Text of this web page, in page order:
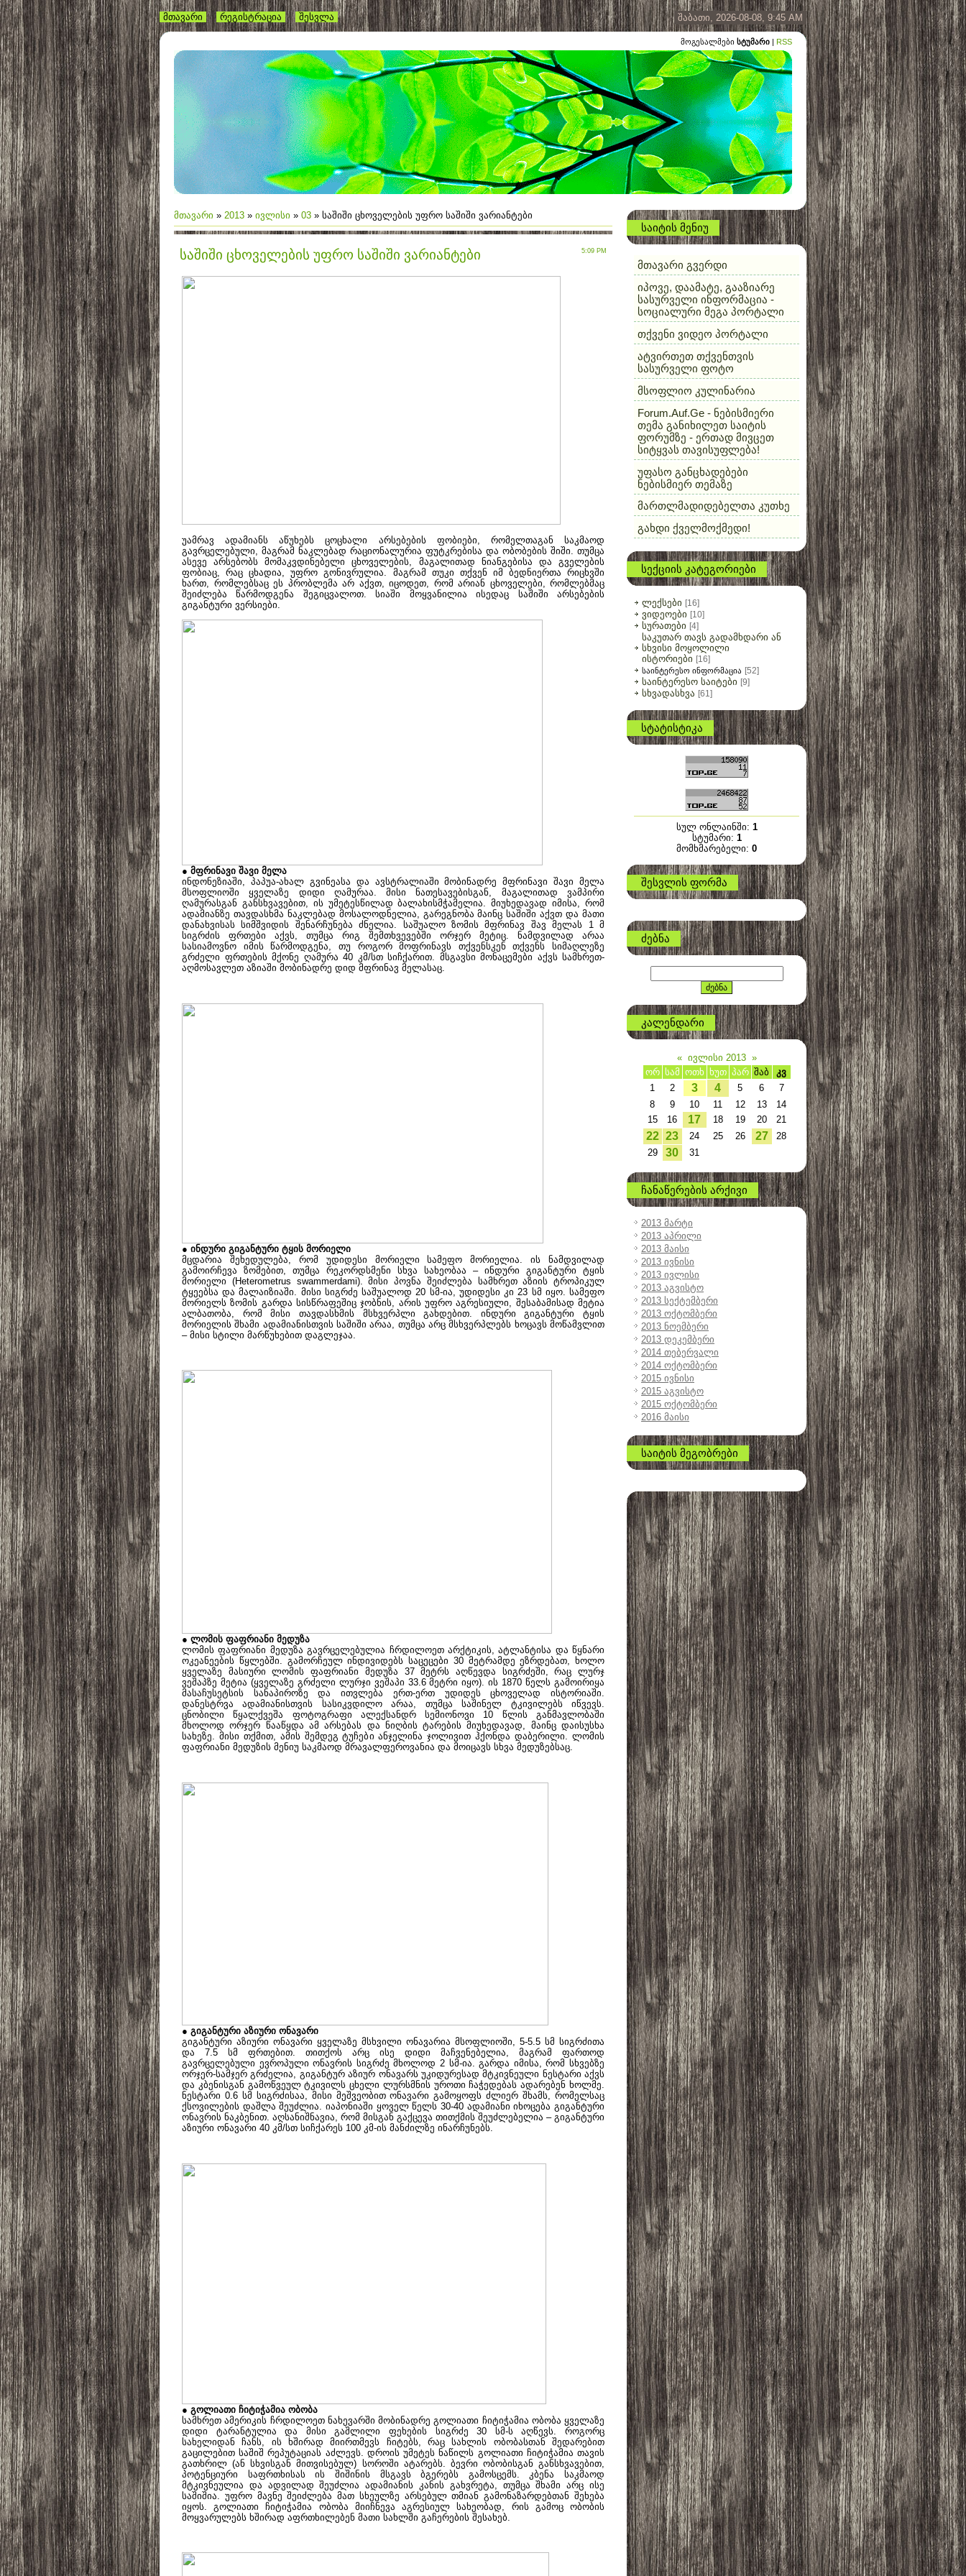
შაბათი, 2026-08-08, 9:45 AM
მოგესალმები სტუმარი | RSS
მთავარი რეგისტრაცია შესვლა
მთავარი » 2013 » ივლისი » 03 » საშიში ცხოველების უფრო საშიში ვარიანტები
5:09 PM
საშიში ცხოველების უფრო საშიში ვარიანტები
უამრავ ადამიანს აწუხებს ცოცხალი არსებების ფობიები, რომელთაგან საკმაოდ
გავრცელებული, მაგრამ ნაკლებად რაციონალურია ფუტკრებისა და ობობების შიში. თუმცა
ასევე არსებობს მომაკვდინებელი ცხოველების, მაგალითად ნიანგებისა და გველების
ფობიაც, რაც ცხადია, უფრო გონივრულია. მაგრამ თუკი თქვენ იმ ბედნიერთა რიცხვში
ხართ, რომლებსაც ეს პრობლემა არ აქვთ, იცოდეთ, რომ არიან ცხოველები, რომლებმაც
შეიძლება წარმოდგენა შეგიცვალოთ. სიაში მოყვანილია ისედაც საშიში არსებების
გიგანტური ვერსიები.
● მფრინავი შავი მელა
ინდონეზიაში, პაპუა-ახალ გვინეასა და ავსტრალიაში მობინადრე მფრინავი შავი მელა
მსოფლიოში ყველაზე დიდი ღამურაა. მისი ნათესავებისგან, მაგალითად ვამპირი
ღამურასგან განსხვავებით, ის უმეტესწილად ბალახისმჭამელია. მიუხედავად იმისა, რომ
ადამიანზე თავდასხმა ნაკლებად მოსალოდნელია, გარეგნობა მაინც საშიში აქვთ და მათი
დანახვისას სიმშვიდის შენარჩუნება ძნელია. საშუალო ზომის მფრინავ შავ მელას 1 მ
სიგრძის ფრთები აქვს, თუმცა რიგ შემთხვევებში ორჯერ მეტიც. ნამდვილად არაა
სასიამოვნო იმის წარმოდგენა, თუ როგორ მოფრინავს თქვენსკენ თქვენს სიმაღლეზე
გრძელი ფრთების მქონე ღამურა 40 კმ/სთ სიჩქარით. მსგავსი მონაცემები აქვს სამხრეთ-
აღმოსავლეთ აზიაში მობინადრე დიდ მფრინავ მელასაც.
● ინდური გიგანტური ტყის მორიელი
მცდარია შეხედულება, რომ უდიდესი მორიელი სამეფო მორიელია. ის ნამდვილად
გამოირჩევა ზომებით, თუმცა რეკორდსმენი სხვა სახეობაა – ინდური გიგანტური ტყის
მორიელი (Heterometrus swammerdami). მისი პოვნა შეიძლება სამხრეთ აზიის ტროპიკულ
ტყეებსა და მალაიზიაში. მისი სიგრძე საშუალოდ 20 სმ-ია, უდიდესი კი 23 სმ იყო. სამეფო
მორიელს ზომის გარდა სისწრაფეშიც ჯობნის, არის უფრო აგრესიული, შესაბამისად მეტია
ალბათობა, რომ მისი თავდასხმის მსხვერპლი გახდებით. ინდური გიგანტური ტყის
მორიელის შხამი ადამიანისთვის საშიში არაა, თუმცა არც მსხვერპლებს ხოცავს მოწამვლით
– მისი სტილი მარწუხებით დაგლეჯაა.
● ლომის ფაფრიანი მედუზა
ლომის ფაფრიანი მედუზა გავრცელებულია ჩრდილოეთ არქტიკის, ატლანტისა და წყნარი
ოკეანეების წყლებში. გამორჩეულ ინდივიდებს საცეცები 30 მეტრამდე ეზრდებათ, ხოლო
ყველაზე მასიური ლომის ფაფრიანი მედუზა 37 მეტრს აღწევდა სიგრძეში, რაც ლურჯ
ვეშაპზე მეტია (ყველაზე გრძელი ლურჯი ვეშაპი 33.6 მეტრი იყო). ის 1870 წელს გამოირიყა
მასაჩუსეტსის სანაპიროზე და ითვლება ერთ-ერთ უდიდეს ცხოველად ისტორიაში.
დანესტრვა ადამიანისთვის სასიკვდილო არაა, თუმცა საშინელ ტკივილებს იწვევს.
ცნობილი წყალქვეშა ფოტოგრაფი ალექსანდრ სემიონოვი 10 წლის განმავლობაში
მხოლოდ ორჯერ წააწყდა ამ არსებას და ნიღბის ტარების მიუხედავად, მაინც დაისუსხა
სახეზე. მისი თქმით, ამის შემდეგ ტუჩები ანჯელინა ჯოლივით ჰქონდა დაბერილი. ლომის
ფაფრიანი მედუზის მენიუ საკმაოდ მრავალფეროვანია და მოიცავს სხვა მედუზებსაც.
● გიგანტური აზიური ონავარი
გიგანტური აზიური ონავარი ყველაზე მსხვილი ონავარია მსოფლიოში, 5-5.5 სმ სიგრძითა
და 7.5 სმ ფრთებით. თითქოს არც ისე დიდი მაჩვენებელია, მაგრამ ფართოდ
გავრცელებული ევროპული ონავრის სიგრძე მხოლოდ 2 სმ-ია. გარდა იმისა, რომ სხვებზე
ორჯერ-სამჯერ გრძელია, გიგანტურ აზიურ ონავარს უკიდურესად მტკივნეული ნესტარი აქვს
და კბენისგან გამოწვეულ ტკივილს ცხელი ლურსმნის უროთი ჩაჭედებას ადარებენ ხოლმე.
ნესტარი 0.6 სმ სიგრძისაა, მისი მეშვეობით ონავარი გამოყოფს ძლიერ შხამს, რომელსაც
ქსოვილების დაშლა შეუძლია. იაპონიაში ყოველ წელს 30-40 ადამიანი იხოცება გიგანტური
ონავრის ნაკბენით. აღსანიშნავია, რომ მისგან გაქცევა თითქმის შეუძლებელია – გიგანტური
აზიური ონავარი 40 კმ/სთ სიჩქარეს 100 კმ-ის მანძილზე ინარჩუნებს.
● გოლიათი ჩიტიჭამია ობობა
სამხრეთ ამერიკის ჩრდილოეთ ნახევარში მობინადრე გოლიათი ჩიტიჭამია ობობა ყველაზე
დიდი ტარანტულია და მისი გაშლილი ფეხების სიგრძე 30 სმ-ს აღწევს. როგორც
სახელიდან ჩანს, ის ხშირად მიირთმევს ჩიტებს, რაც სახლის ობობასთან შედარებით
გაცილებით საშიშ რეპუტაციას აძლევს. დროის უმეტეს ნაწილს გოლიათი ჩიტიჭამია თავის
გათხრილ (ან სხვისგან მითვისებულ) სოროში ატარებს. ბევრი ობობისგან განსხვავებით,
პოტენციური საფრთხისას ის შიშინის მსგავს ბგერებს გამოსცემს. კბენა საკმაოდ
მტკივნეულია და ადვილად შეუძლია ადამიანის კანის გახვრეტა, თუმცა შხამი არც ისე
საშიშია. უფრო მავნე შეიძლება მათ სხეულზე არსებულ თმიან გამონაზარდებთან შეხება
იყოს. გოლიათი ჩიტიჭამია ობობა მიიჩნევა აგრესიულ სახეობად, რის გამოც ობობის
მოყვარულებს ხშირად აფრთხილებენ მათი სახლში გაჩერების შესახებ.
საიტის მენიუ
მთავარი გვერდი
იპოვე, დაამატე, გააზიარე
სასურველი ინფორმაცია -
სოციალური მეგა პორტალი
თქვენი ვიდეო პორტალი
ატვირთეთ თქვენთვის
სასურველი ფოტო
მსოფლიო კულინარია
Forum.Auf.Ge - ნებისმიერი
თემა განიხილეთ საიტის
ფორუმზე - ერთად მივცეთ
სიტყვას თავისუფლება!
უფასო განცხადებები
ნებისმიერ თემაზე
მართლმადიდებელთა კუთხე
გახდი ქველმოქმედი!
სექციის კატეგორიები
ლექსები [16]
ვიდეოები [10]
სურათები [4]
საკუთარ თავს გადამხდარი ან
სხვისი მოყოლილი
ისტორიები [16]
საინტერესო ინფორმაცია [52]
საინტერესო საიტები [9]
სხვადასხვა [61]
სტატისტიკა
სულ ონლაინში: 1
სტუმარი: 1
მომხმარებელი: 0
შესვლის ფორმა
ძებნა
კალენდარი
« ივლისი 2013 »
ორ სამ ოთხ ხუთ პარ შაბ
კვ
1
2 3 4 5 6
7
8
9 10 11 12 13
14
15
16 17 18 19 20 21
22 23 24 25 26 27
28
29
30 31
ჩანაწერების არქივი
2013 მარტი
2013 აპრილი
2013 მაისი
2013 ივნისი
2013 ივლისი
2013 აგვისტო
2013 სექტემბერი
2013 ოქტომბერი
2013 ნოემბერი
2013 დეკემბერი
2014 თებერვალი
2014 ოქტომბერი
2015 ივნისი
2015 აგვისტო
2015 ოქტომბერი
2016 მაისი
საიტის მეგობრები